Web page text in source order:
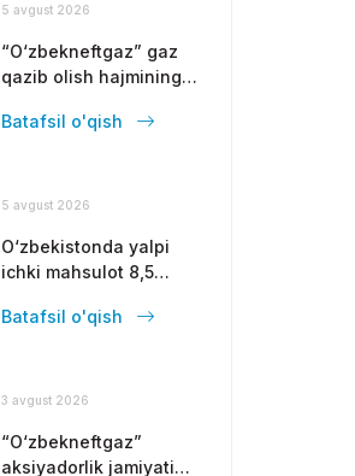
5 avgust 2026
“O‘zbekneftgaz” gaz
qazib olish hajmining
choralarini ishlab
Batafsil o'qish
5 avgust 2026
O‘zbekistonda yalpi
ichki mahsulot 8,5
Batafsil o'qish
3 avgust 2026
“O‘zbekneftgaz”
aksiyadorlik jamiyati